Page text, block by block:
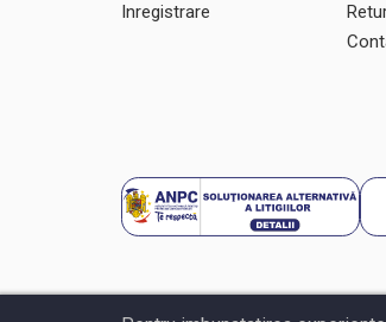
CRALUSSO
DORADO
DUDI BAIT
DYNAMITE BAITS
Inregistrare